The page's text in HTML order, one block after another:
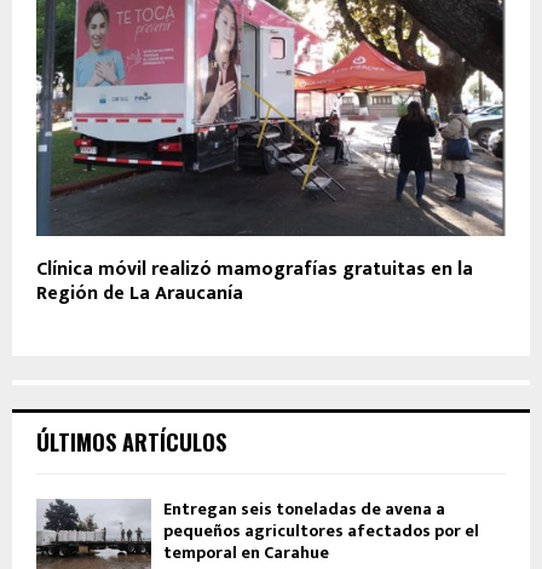
Clínica móvil realizó mamografías gratuitas en la
Región de La Araucanía
ÚLTIMOS ARTÍCULOS
Entregan seis toneladas de avena a
pequeños agricultores afectados por el
temporal en Carahue